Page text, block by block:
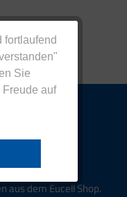
fortlaufend
Sie
auf
aus dem Eucell Shop.